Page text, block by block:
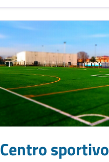
Centro sportivo